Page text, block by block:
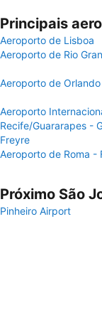
Principais
Aeroporto de Lisboa
Aeroporto de Rio
Aeroporto de Orlando
Aeroporto
Recife/Guararapes -
Freyre
Aeroporto de Roma -
Próximo São
Pinheiro Airport